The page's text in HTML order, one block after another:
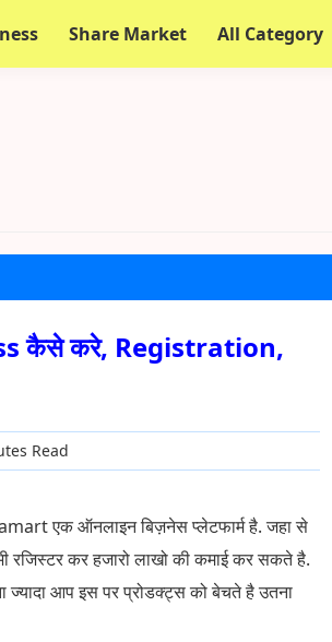
Share Market All Category
कैसे करे, Registration,
Read
एक ऑनलाइन बिज़नेस प्लेटफार्म है. जहा से
रजिस्टर कर हजारो लाखो की कमाई कर सकते है.
ज्यादा आप इस पर प्रोडक्ट्स को बेचते है उतना